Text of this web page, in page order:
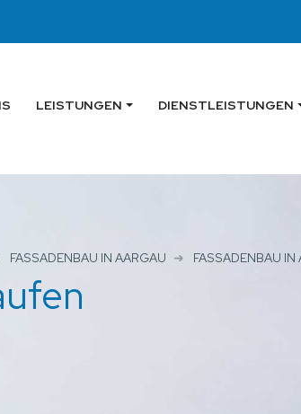
LEISTUNGEN DIENSTLEISTUNGEN
FASSADENBAU IN AARGAU FASSADENBAU IN